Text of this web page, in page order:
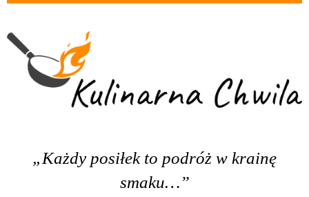
„Każdy posiłek to podróż w krainę
smaku…”